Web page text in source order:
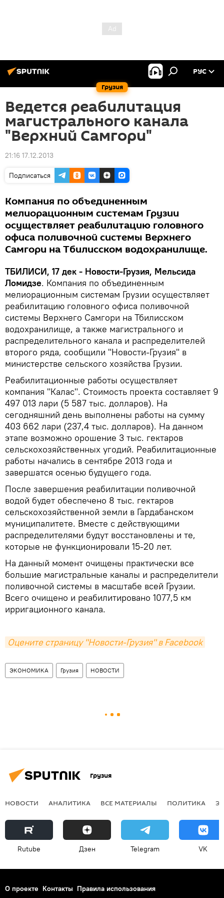
Грузия
РУС
Ведется реабилитация
магистрального канала
"Верхний Самгори"
21:16 17.12.2013
Подписаться
Компания по объединенным
мелиорационным системам Грузии
осуществляет реабилитацию головного
офиса поливочной системы Верхнего
Самгори на Тбилисском водохранилище.
ТБИЛИСИ, 17 дек - Новости-Грузия, Мельсида
Ломидзе. Компания по объединенным
мелиорационным системам Грузии осуществляет
реабилитацию головного офиса поливочной
системы Верхнего Самгори на Тбилисском
водохранилище, а также магистрального и
распределительного канала и распределителей
второго ряда, сообщили "Новости-Грузия" в
министерстве сельского хозяйства Грузии.
Реабилитационные работы осуществляет
компания "Калас". Стоимость проекта составляет 9
497 013 лари (5 587 тыс. долларов). На
сегодняшний день выполнены работы на сумму
403 662 лари (237,4 тыс. долларов). На данном
этапе возможно орошение 3 тыс. гектаров
сельскохозяйственных угодий. Реабилитационные
работы начались в сентябре 2013 года и
завершатся осенью будущего года.
После завершения реабилитации поливочной
водой будет обеспечено 8 тыс. гектаров
сельскохозяйственной земли в Гардабанском
муниципалитете. Вместе с действующими
распределителями будут восстановлены и те,
которые не функционировали 15-20 лет.
На данный момент очищены практически все
большие магистральные каналы и распределители
поливочной системы в масштабе всей Грузии.
Всего очищено и реабилитировано 1077,5 км
ирригационного канала.
Оцените страницу "Новости-Грузия" в Facebook
ЭКОНОМИКА Грузия НОВОСТИ
Грузия
НОВОСТИ АНАЛИТИКА ВСЕ МАТЕРИАЛЫ ПОЛИТИКА
Rutube Дзен Telegram VK
О проекте Контакты Правила использования